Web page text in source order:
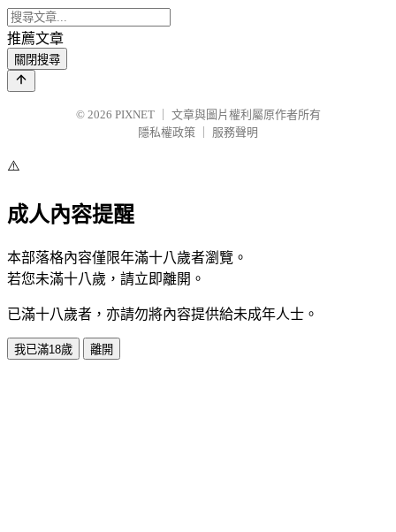
推薦文章
關閉搜尋
© 2026 PIXNET
文章與圖片權利屬原作者所有
隱私權政策
服務聲明
⚠️
成人內容提醒
本部落格內容僅限年滿十八歲者瀏覽。
若您未滿十八歲，請立即離開。
已滿十八歲者，亦請勿將內容提供給未成年人士。
我已滿18歲 離開